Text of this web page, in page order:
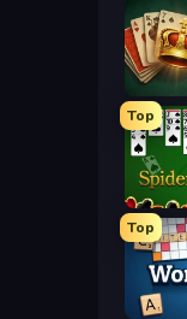
Top
Spider
Top